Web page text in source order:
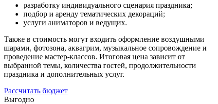
разработку индивидуального сценария праздника;
подбор и аренду тематических декораций;
услуги аниматоров и ведущих.
Также в стоимость могут входить оформление воздушными
шарами, фотозона, аквагрим, музыкальное сопровождение и
проведение мастер-классов. Итоговая цена зависит от
выбранной темы, количества гостей, продолжительности
праздника и дополнительных услуг.
Рассчитать бюджет
Выгодно